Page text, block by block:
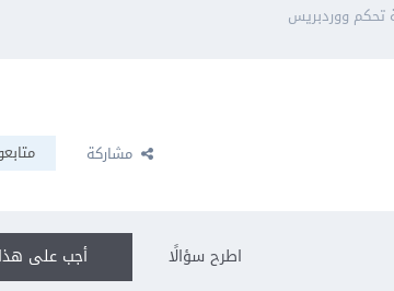
تحكم ووردبريس
مشاركة
أجب على اطرح سؤالًا